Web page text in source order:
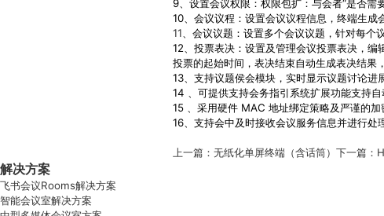
9、设置会议权限：权限包扩：与会者“是否需
10、会议议程：设置会议议程信息，终端生成
11 、会议议题：设置多个会议议题，针对每
12、投票表决：设置及管理会议投票表决，
投票的起始时间，表决结束自动生成表决结果
13、支持议题侯会模块，实时显示议题讨论进
14 、可提供支持会务指引系统扩展功能支持
15 、采用硬件 MAC 地址绑定策略及严谨的加
16、支持会中及时接收会议服务信息并进行处
上一篇： 无纸化单屏终端（含话筒） 下一篇：
解决方案
飞书会议Rooms解决方案
智能会议室解决方案